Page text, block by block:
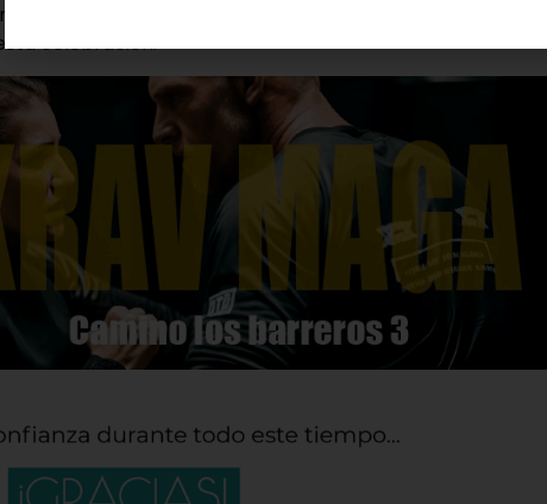
por la gran hoguera de San Juan, que un año más
celebración.